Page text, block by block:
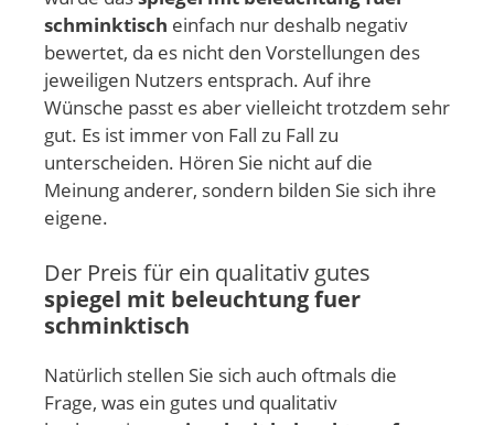
schminktisch einfach nur deshalb negativ
bewertet, da es nicht den Vorstellungen des
jeweiligen Nutzers entsprach. Auf ihre
Wünsche passt es aber vielleicht trotzdem sehr
gut. Es ist immer von Fall zu Fall zu
unterscheiden. Hören Sie nicht auf die
Meinung anderer, sondern bilden Sie sich ihre
eigene.
Der Preis für ein qualitativ gutes
spiegel mit beleuchtung fuer
schminktisch
Natürlich stellen Sie sich auch oftmals die
Frage, was ein gutes und qualitativ